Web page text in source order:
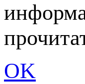
OK